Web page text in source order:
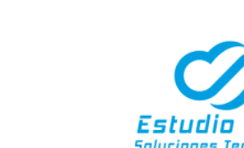
navegación
contenido